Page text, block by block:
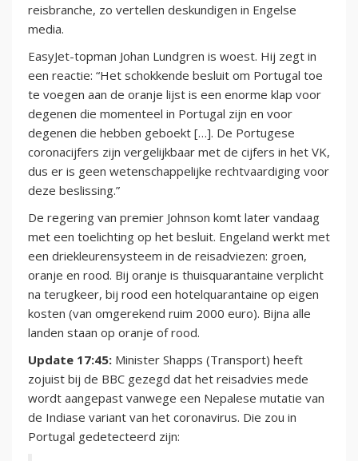
reisbranche, zo vertellen deskundigen in Engelse
media.
EasyJet-topman Johan Lundgren is woest. Hij zegt in
een reactie: “Het schokkende besluit om Portugal toe
te voegen aan de oranje lijst is een enorme klap voor
degenen die momenteel in Portugal zijn en voor
degenen die hebben geboekt […]. De Portugese
coronacijfers zijn vergelijkbaar met de cijfers in het VK,
dus er is geen wetenschappelijke rechtvaardiging voor
deze beslissing.”
De regering van premier Johnson komt later vandaag
met een toelichting op het besluit. Engeland werkt met
een driekleurensysteem in de reisadviezen: groen,
oranje en rood. Bij oranje is thuisquarantaine verplicht
na terugkeer, bij rood een hotelquarantaine op eigen
kosten (van omgerekend ruim 2000 euro). Bijna alle
landen staan op oranje of rood.
Update 17:45: Minister Shapps (Transport) heeft
zojuist bij de BBC gezegd dat het reisadvies mede
wordt aangepast vanwege een Nepalese mutatie van
de Indiase variant van het coronavirus. Die zou in
Portugal gedetecteerd zijn: